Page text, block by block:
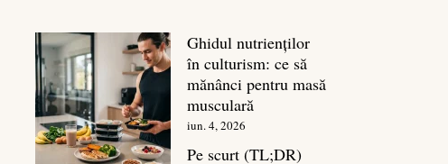
Ghid
complet
pentru
deltoizi
3D
Ghidul nutrienților
în culturism: ce să
mănânci pentru masă
musculară
iun. 4, 2026
Pe scurt (TL;DR)